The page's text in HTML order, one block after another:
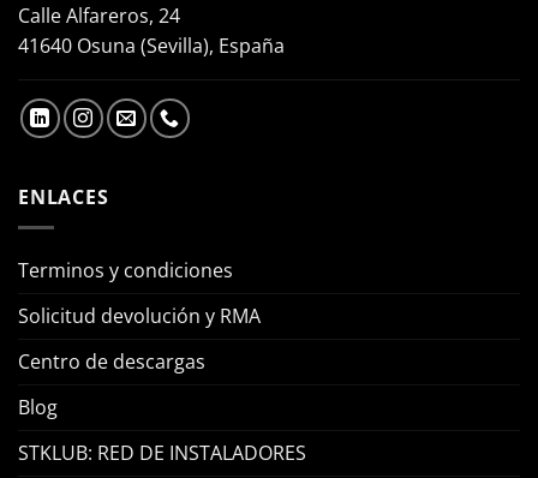
Calle Alfareros, 24
41640 Osuna (Sevilla), España
ENLACES
Terminos y condiciones
Solicitud devolución y RMA
Centro de descargas
Blog
STKLUB: RED DE INSTALADORES